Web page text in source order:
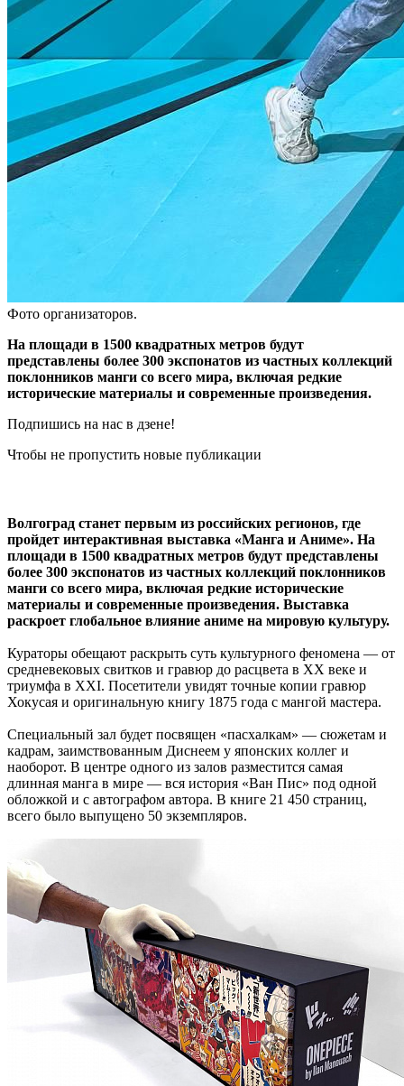
Фото организаторов.
На площади в 1500 квадратных метров будут
представлены более 300 экспонатов из частных коллекций
поклонников манги со всего мира, включая редкие
исторические материалы и современные произведения.
Подпишись на нас в дзене!
Чтобы не пропустить новые публикации
Волгоград станет первым из российских регионов, где
пройдет интерактивная выставка «Манга и Аниме». На
площади в 1500 квадратных метров будут представлены
более 300 экспонатов из частных коллекций поклонников
манги со всего мира, включая редкие исторические
материалы и современные произведения. Выставка
раскроет глобальное влияние аниме на мировую культуру.
Кураторы обещают раскрыть суть культурного феномена — от
средневековых свитков и гравюр до расцвета в XX веке и
триумфа в XXI. Посетители увидят точные копии гравюр
Хокусая и оригинальную книгу 1875 года с мангой мастера.
Специальный зал будет посвящен «пасхалкам» — сюжетам и
кадрам, заимствованным Диснеем у японских коллег и
наоборот. В центре одного из залов разместится самая
длинная манга в мире — вся история «Ван Пис» под одной
обложкой и с автографом автора. В книге 21 450 страниц,
всего было выпущено 50 экземпляров.